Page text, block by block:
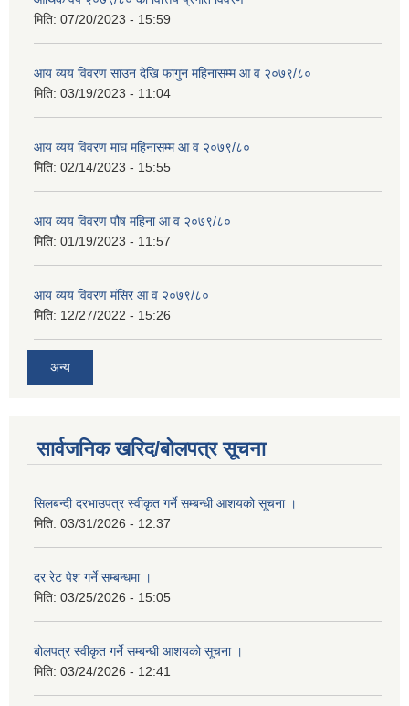
मिति: 07/20/2023 - 15:59
आय व्यय विवरण साउन देखि फागुन महिनासम्म आ व २०७९/८०
मिति: 03/19/2023 - 11:04
आय व्यय विवरण माघ महिनासम्म आ व २०७९/८०
मिति: 02/14/2023 - 15:55
आय व्यय विवरण पौष महिना आ व २०७९/८०
मिति: 01/19/2023 - 11:57
आय व्यय विवरण मंसिर आ व २०७९/८०
मिति: 12/27/2022 - 15:26
अन्य
सार्वजनिक खरिद/बोलपत्र सूचना
सिलबन्दी दरभाउपत्र स्वीकृत गर्ने सम्बन्धी आशयको सूचना ।
मिति: 03/31/2026 - 12:37
दर रेट पेश गर्ने सम्बन्धमा ।
मिति: 03/25/2026 - 15:05
बोलपत्र स्वीकृत गर्ने सम्बन्धी आशयको सूचना ।
मिति: 03/24/2026 - 12:41